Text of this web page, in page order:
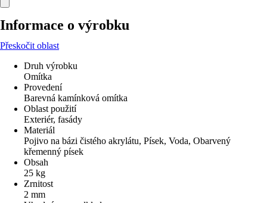
Informace o výrobku
Přeskočit oblast
Druh výrobku
Omítka
Provedení
Barevná kamínková omítka
Oblast použití
Exteriér, fasády
Materiál
Pojivo na bázi čistého akrylátu, Písek, Voda, Obarvený
křemenný písek
Obsah
25 kg
Zrnitost
2 mm